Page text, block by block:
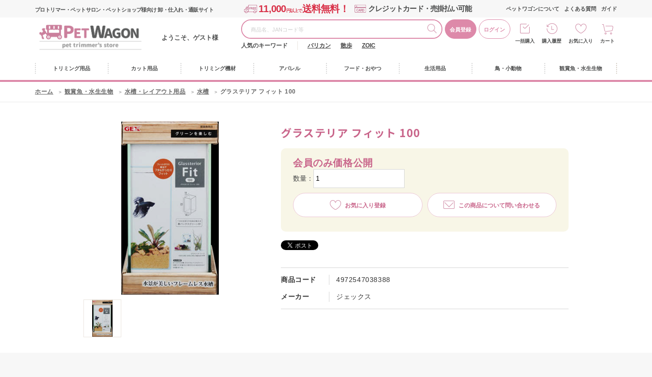
プロトリマー・ペットサロン・ペットショップ様向け 卸・仕入れ・通販サイト 11,000円以上で送料無料！ クレジットカード・売掛払い可能
ようこそ、ゲスト様
会員登録 ログイン
人気のキーワード バリカン 散歩 ZOIC
ペットワゴンについて よくある質問 ガイド
一括購入 購入履歴 お気に入り カート
トリミング用品 カット用品 トリミング機材 アパレル フード・おやつ 生活用品 鳥・小動物 観賞魚・水生生物
ホーム 観賞魚・水生生物 水槽・レイアウト用品 水槽 グラステリア フィット 100
グラステリア フィット 100
商品コード 4972547038388
メーカー ジェックス
会員のみ価格公開
数量：
お気に入り登録 この商品について問い合わせる